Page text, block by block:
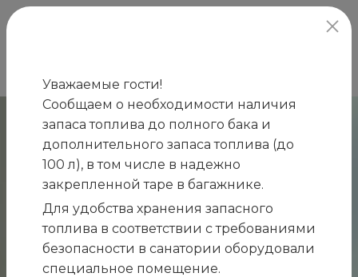
Уважаемые гости!
Сообщаем о необходимости наличия
запаса топлива до полного бака и
дополнительного запаса топлива (до
100 л), в том числе в надежно
закрепленной таре в багажнике.
Для удобства хранения запасного
топлива в соответствии с требованиями
безопасности в санатории оборудовали
специальное помещение.